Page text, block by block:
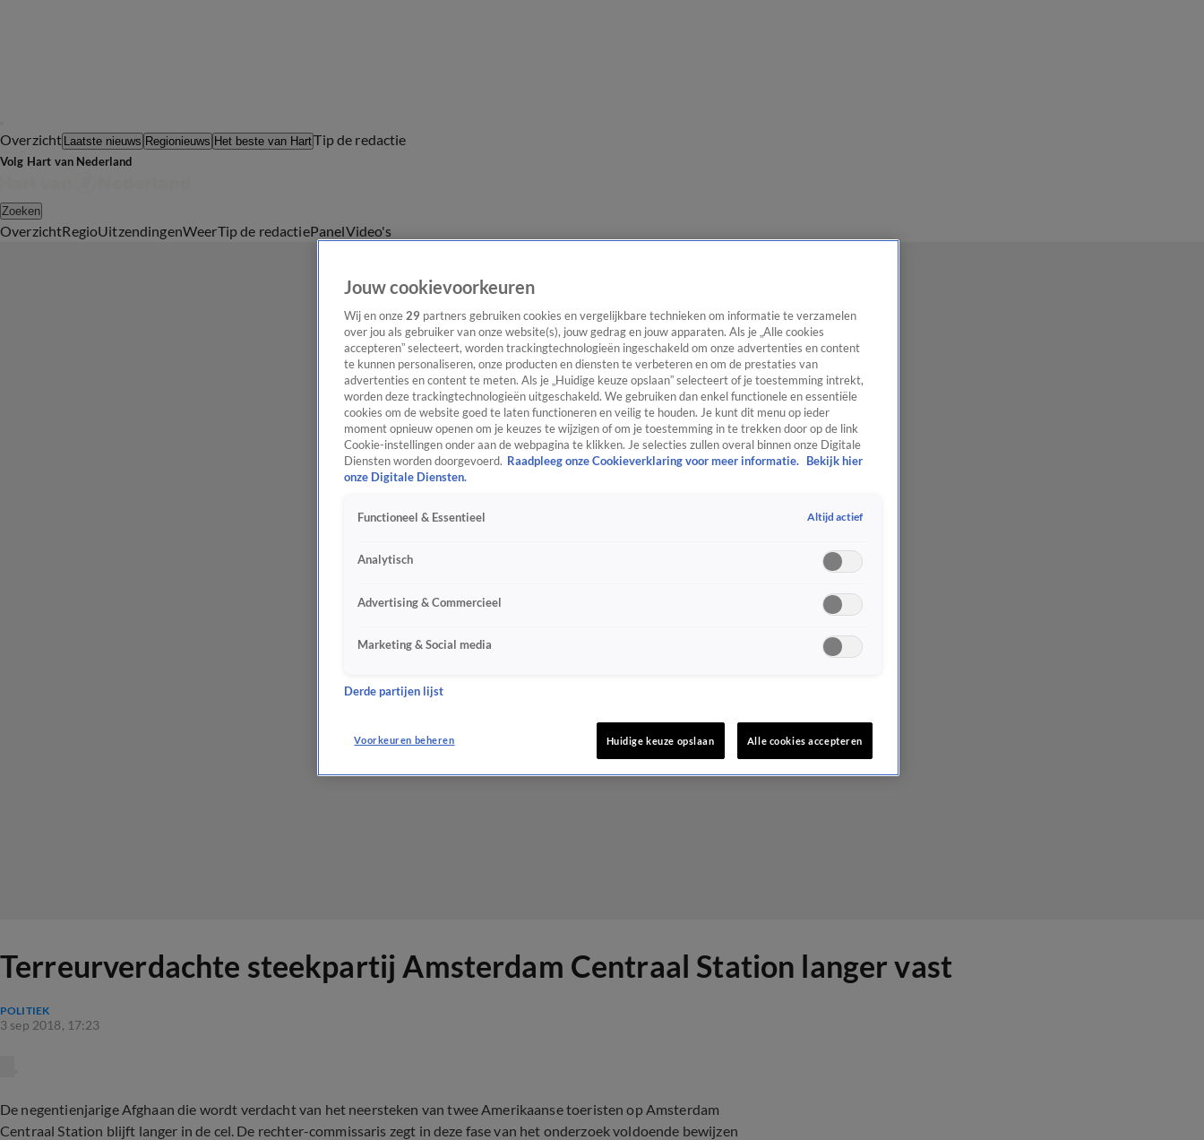
Overzicht Laatste nieuws Regionieuws Het beste van HartTip de redactie
Volg Hart van Nederland
Zoeken
OverzichtRegioUitzendingenWeerTip de redactiePanelVideo's
Terreurverdachte steekpartij Amsterdam Centraal Station langer vast
POLITIEK
3 sep 2018, 17:23
De negentienjarige Afghaan die wordt verdacht van het neersteken van twee Amerikaanse toeristen op Amsterdam
Centraal Station blijft langer in de cel. De rechter-commissaris zegt in deze fase van het onderzoek voldoende bewijzen
Jouw cookievoorkeuren
Wij en onze 29 partners gebruiken cookies en vergelijkbare technieken om informatie te verzamelen
over jou als gebruiker van onze website(s), jouw gedrag en jouw apparaten. Als je „Alle cookies
accepteren” selecteert, worden trackingtechnologieën ingeschakeld om onze advertenties en content
te kunnen personaliseren, onze producten en diensten te verbeteren en om de prestaties van
advertenties en content te meten. Als je „Huidige keuze opslaan” selecteert of je toestemming intrekt,
worden deze trackingtechnologieën uitgeschakeld. We gebruiken dan enkel functionele en essentiële
cookies om de website goed te laten functioneren en veilig te houden. Je kunt dit menu op ieder
moment opnieuw openen om je keuzes te wijzigen of om je toestemming in te trekken door op de link
Cookie-instellingen onder aan de webpagina te klikken. Je selecties zullen overal binnen onze Digitale
Diensten worden doorgevoerd. Raadpleeg onze Cookieverklaring voor meer informatie. Bekijk hier
onze Digitale Diensten.
Functioneel & Essentieel Altijd actief
Analytisch
Advertising & Commercieel
Marketing & Social media
Derde partijen lijst
Voorkeuren beheren Huidige keuze opslaan Alle cookies accepteren